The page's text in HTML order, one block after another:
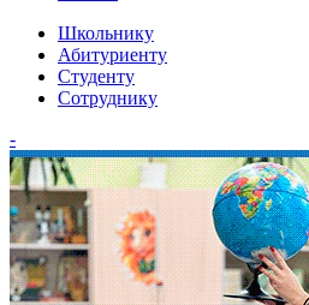
Школьнику
Абитуриенту
Студенту
Сотруднику
-